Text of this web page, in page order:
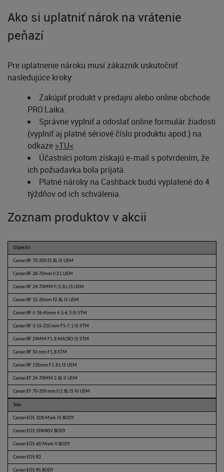
Ako si uplatniť nárok na vrátenie
peňazí
Pre uplatnenie nároku musí zákazník uskutočniť
nasledujúce kroky:
Zakúpiť produkt v predajni alebo online obchode
PRO.Laika.
Správne vyplniť a odoslať online formulár žiadosti
(vyplniť aj platné sériové číslo produktu apod.) na
odkaze >TU<
Účastníci potom získajú e-mail s potvrdením, že
ich požiadavka bola prijatá.
Platné nároky na Cashback budú vyplatené do 4
týždňov od ich schválenia.
Zoznam produktov v akcii
Objektív
Canon RF 70-200 f2.8L IS USM
Canon RF 28-70mm f/2 L USM
Canon RF 24-70MM F/2.8 L IS USM
Canon RF 15-35mm f2.8L IS USM
Canon RF-S 18-45mm 4.5-6.3 IS STM
Canon RF-S 55-210 mm F5-7.1 IS STM
Canon RF 24MM F1.8 MACRO IS STM
Canon RF 50 mm F1,8 STM
Canon RF 135mm F1.8 L IS USM
Canon EF 24-70MM 2.8L II USM
Canon EF 70-200 mm f/2.8L IS III USM
Telo
Canon EOS 1DX Mark III BODY
Canon EOS 5DMKIV BODY
Canon EOS 6D Mark II BODY
Canon EOS R3
Canon EOS R5 BODY